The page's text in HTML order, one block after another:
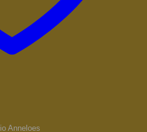
Anneloes